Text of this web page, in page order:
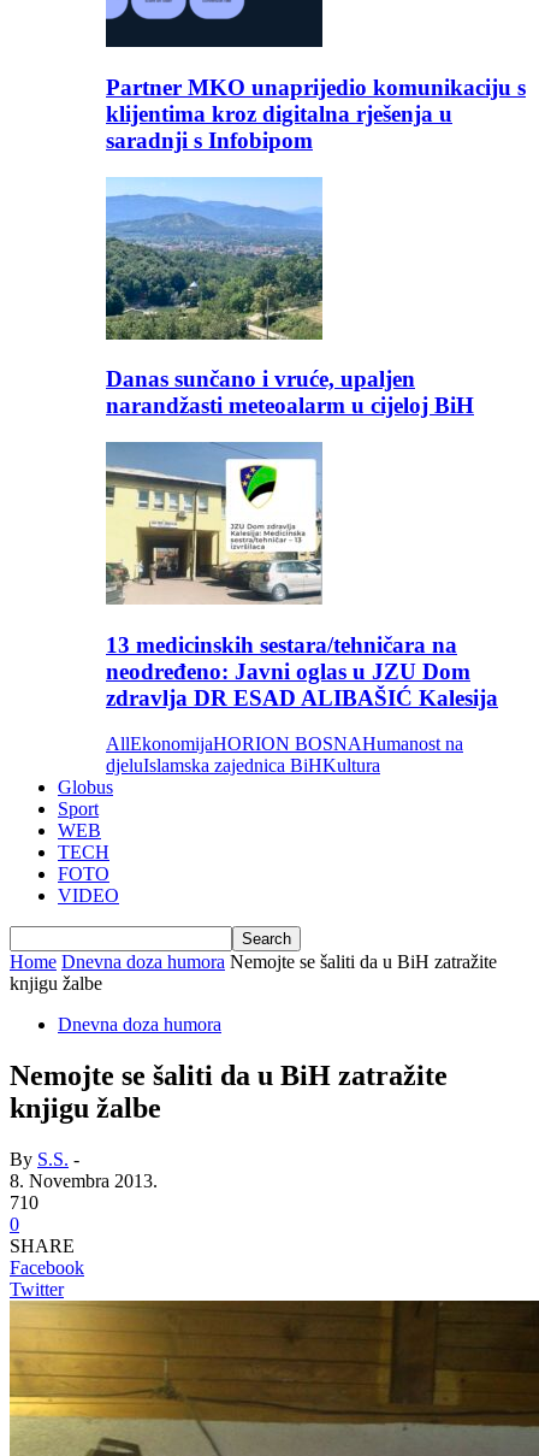
Partner MKO unaprijedio komunikaciju s
klijentima kroz digitalna rješenja u
saradnji s Infobipom
Danas sunčano i vruće, upaljen
narandžasti meteoalarm u cijeloj BiH
13 medicinskih sestara/tehničara na
neodređeno: Javni oglas u JZU Dom
zdravlja DR ESAD ALIBAŠIĆ Kalesija
AllEkonomijaHORION BOSNAHumanost na
djeluIslamska zajednica BiHKultura
Globus
Sport
WEB
TECH
FOTO
VIDEO
Home Dnevna doza humora Nemojte se šaliti da u BiH zatražite
knjigu žalbe
Dnevna doza humora
Nemojte se šaliti da u BiH zatražite
knjigu žalbe
By S.S. -
8. Novembra 2013.
710
0
SHARE
Facebook
Twitter